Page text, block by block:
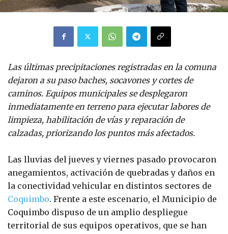
Las últimas precipitaciones registradas en la comuna
dejaron a su paso baches, socavones y cortes de
caminos. Equipos municipales se desplegaron
inmediatamente en terreno para ejecutar labores de
limpieza, habilitación de vías y reparación de
calzadas, priorizando los puntos más afectados.
Las lluvias del jueves y viernes pasado provocaron
anegamientos, activación de quebradas y daños en
la conectividad vehicular en distintos sectores de
Coquimbo. Frente a este escenario, el Municipio de
Coquimbo dispuso de un amplio despliegue
territorial de sus equipos operativos, que se han